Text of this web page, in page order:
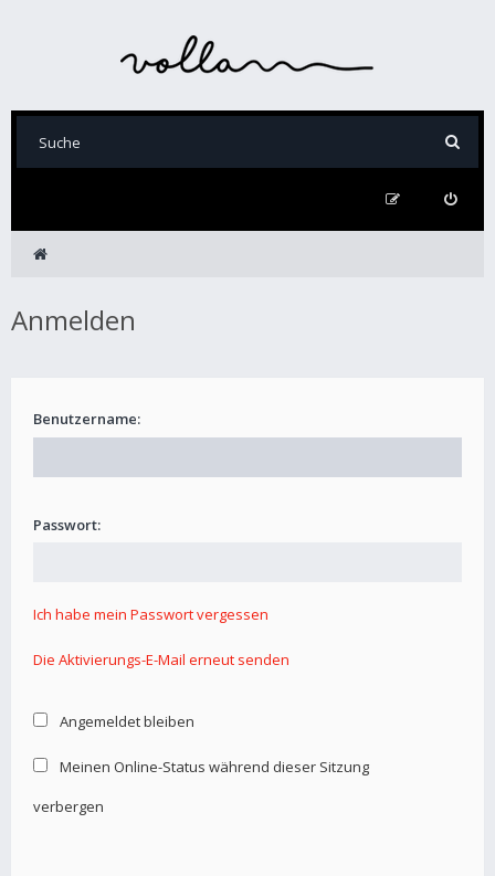
Anmelden
Benutzername:
Passwort:
Ich habe mein Passwort vergessen
Die Aktivierungs-E-Mail erneut senden
Angemeldet bleiben
Meinen Online-Status während dieser Sitzung
verbergen